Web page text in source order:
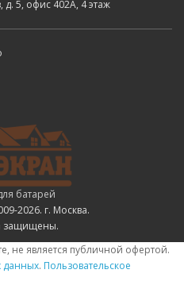
д. 5, офис 402А, 4 этаж
батарей
2026. г. Москва.
защищены.
не является публичной офертой.
данных. Пользовательское